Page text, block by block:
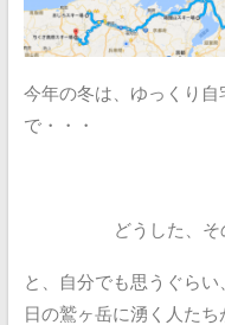
今年の冬は、ゆっくり
で・・・
どうした、
と、自分でも思うぐらい
日の鷲ヶ岳に湧く人たち